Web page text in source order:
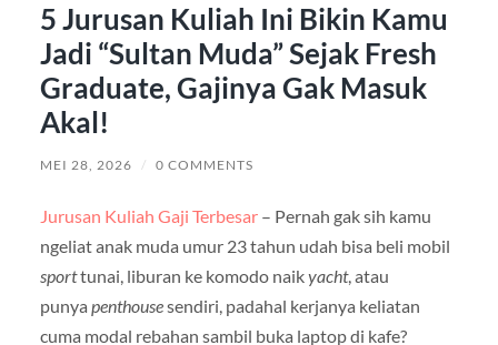
5 Jurusan Kuliah Ini Bikin Kamu
Jadi “Sultan Muda” Sejak Fresh
Graduate, Gajinya Gak Masuk
Akal!
MEI 28, 2026 / 0 COMMENTS
Jurusan Kuliah Gaji Terbesar– Pernah gak sih kamu
ngeliat anak muda umur 23 tahun udah bisa beli mobil
sporttunai, liburan ke komodo naikyacht, atau
punya penthousesendiri, padahal kerjanya keliatan
cuma modal rebahan sambil buka laptop di kafe?